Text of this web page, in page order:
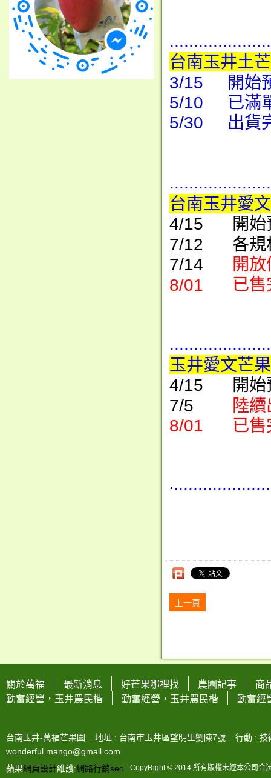
台南玉井土
3/15 開始
5/10 已滿
5/30 出貨
台南玉井愛
4/15 開始
7/12 各規
7/14
開
8/01 已
玉井愛文芒
4/15 開始
7/5
陸
8/01 已
.
上一頁
關於萬福 最新消息 好芒果哪裡找 農園記事
商
勤奮經營，玉井農民楷
勤奮經營，玉井農民楷 勤奮經
台南玉井-萬福芒果園... 地址 : 台南市玉井區望明里劉陳7號... 行動 :
wonderful.mango@gmail.com
蘋果網頁設計維護:網路行銷seo CopyRight © 2014 所有版權未經本公司合